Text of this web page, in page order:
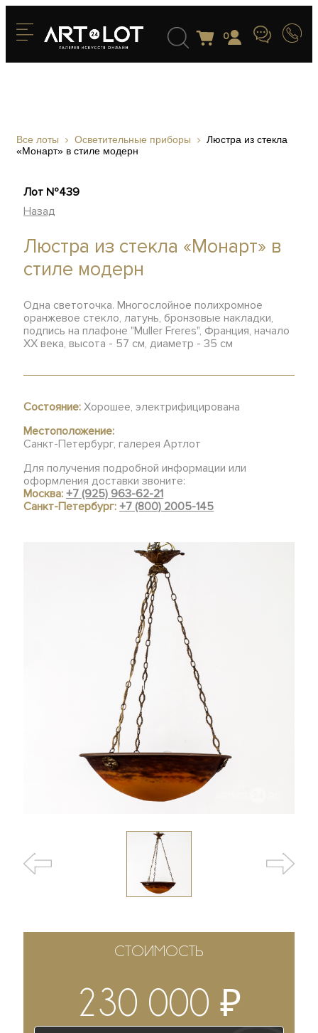
0
Все лоты Осветительные приборы
Люстра из стекла
«Монарт» в стиле модерн
Лот №439
Назад
Люстра из стекла «Монарт» в
стиле модерн
Одна светоточка. Многослойное полихромное
оранжевое стекло, латунь, бронзовые накладки,
подпись на плафоне "Muller Freres", Франция, начало
ХХ века, высота - 57 см, диаметр - 35 см
Состояние: Хорошее, электрифицирована
Местоположение:
Санкт-Петербург, галерея Артлот
Для получения подробной информации или
оформления доставки звоните:
Москва:+7 (925) 963-62-21
Санкт-Петербург:+7 (800) 2005-145
СТОИМОСТЬ
230 000 ₽